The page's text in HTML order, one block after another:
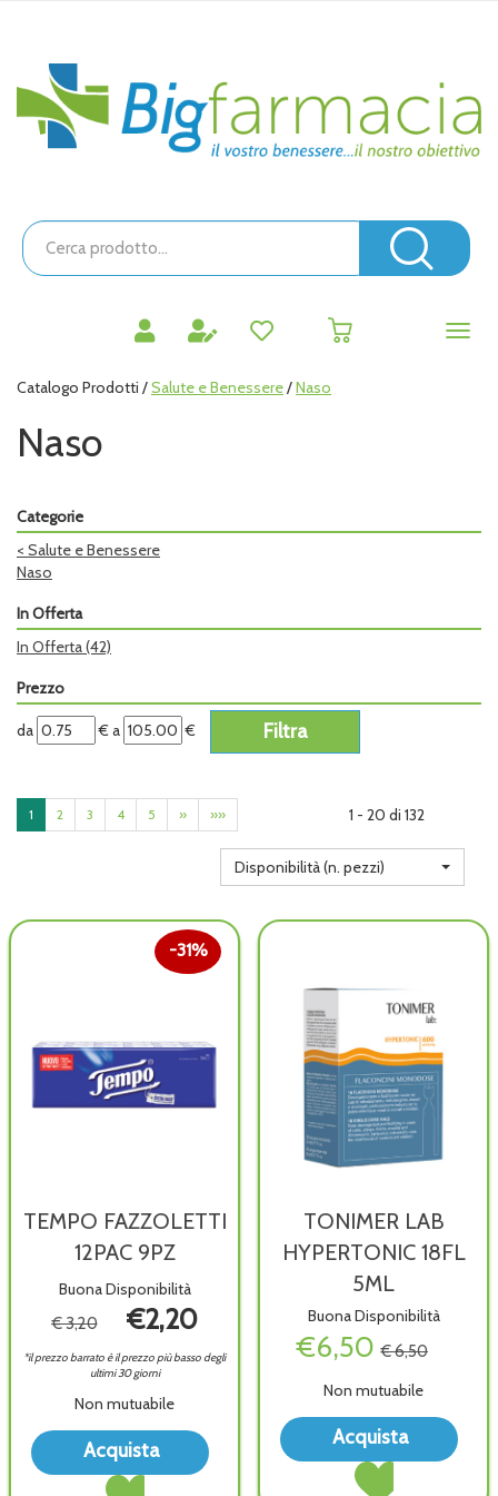
principaleBigfarmacia
Cerca
Prodotto
Catalogo Prodotti /Salute e Benessere/Naso
Naso
Categorie
< Salute e Benessere
Naso
In Offerta
In Offerta(42)
Prezzo
filtra
da
da €
filtra
a
a €
1 2 3 4 5 » »» 1 - 20 di 132
Disponibilità (n. pezzi)
TEMPO FAZZOLETTI
12PAC 9PZ
Buona Disponibilità
31%
€ 3,20 €2,20
*il prezzo barrato è il prezzo più basso degli
ultimi 30 giorni
Non mutuabile
Acquista
Acquista TEMPO
Acquista TEMPO
FAZZOLETTI
TONIMER LAB
HYPERTONIC 18FL
5ML
Buona Disponibilità
€6,50 € 6,50
Non mutuabile
Acquista
Acquista TONIMER